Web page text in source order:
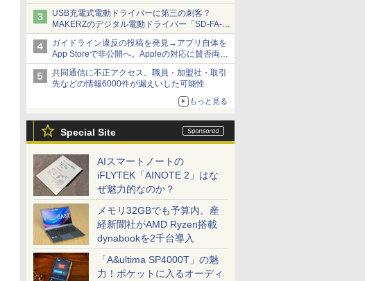
USB充電式電動ドライバーに第三の刺客？
MAKERZのデジタル電動ドライバー「SD-FA-
2000L」を、ベッセル、パナソニックと比較し
てみた 【テレワークグッズ・ミニレビュー 第
165回】
ガイドライン違反の投稿を発見→アプリ自体を
App Storeで非公開へ。Appleの対応に賛否両論
【やじうまWatch】
共同通信に不正アクセス。職員・加盟社・取引
先などの情報6000件が漏えいした可能性
もっと見る
Special Site
AIスマートノートの
iFLYTEK「AINOTE 2」はな
ぜ魅力的なのか？
メモリ32GBでも予算内。産
経新聞社がAMD Ryzen搭載
dynabookを2千台導入
「A&ultima SP4000T」の魅
力！ポケットに入るオーディ